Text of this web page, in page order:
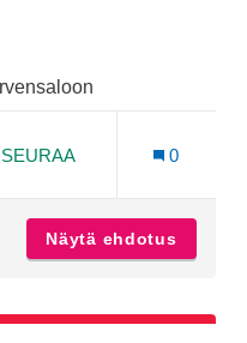
21 SEURAAJAA
SEURAA
0
Näytä ehdotus